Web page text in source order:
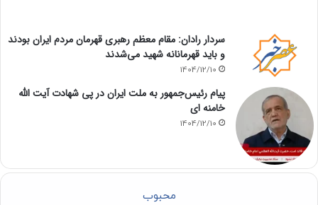
سردار رادان: مقام معظم رهبری قهرمان مردم ایران بودند
و باید قهرمانانه شهید می‌شدند
1404/12/10
پیام رئیس‌جمهور به ملت ایران در پی شهادت آیت الله
خامنه ای
1404/12/10
محبوب